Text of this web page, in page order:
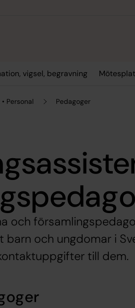
vigsel, begravning
Personal Pedagoger
och
och ungdomar i
till dem.